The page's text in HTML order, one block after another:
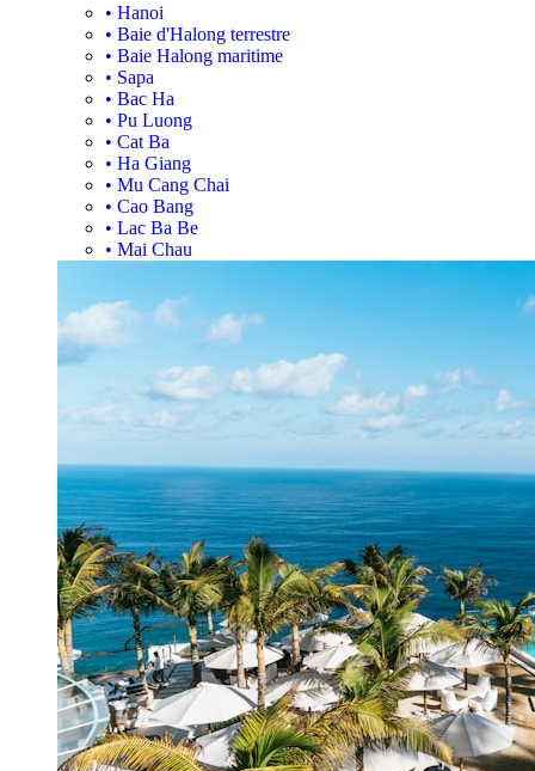
• Hanoi
• Baie d'Halong terrestre
• Baie Halong maritime
• Sapa
• Bac Ha
• Pu Luong
• Cat Ba
• Ha Giang
• Mu Cang Chai
• Cao Bang
• Lac Ba Be
• Mai Chau